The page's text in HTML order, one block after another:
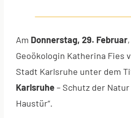
Am Donnerstag, 29. Februar
Geoökologin Katherina Fies
Stadt Karlsruhe unter dem
Karlsruhe– Schutz der
Haustür“.